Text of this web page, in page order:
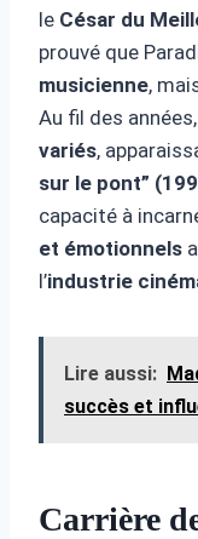
le César du
prouvé que
musicienne,
Au fil des
variés,
sur le pont”
capacité à
et émotionnels
l’industrie
Lire aussi:
succès et
Carrière